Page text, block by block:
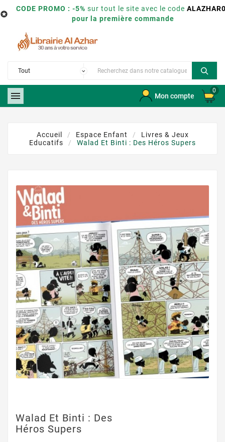

CODE PROMO : -5% sur tout le site avec le code
pour la première commande
 Mon compte
0
Accueil Espace Enfant
Livres & Jeux
Educatifs
Walad Et Binti : Des Héros Supers
Walad Et Binti : Des
Héros Supers